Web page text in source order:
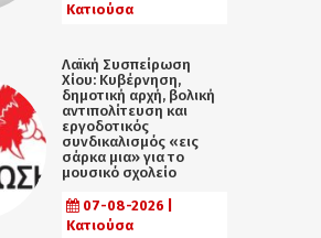
Κατιούσα
Λαϊκή Συσπείρωση
Χίου: Κυβέρνηση,
δημοτική αρχή, βολική
αντιπολίτευση και
εργοδοτικός
συνδικαλισμός «εις
σάρκα μια» για το
μουσικό σχολείο
07-08-2026 |
Κατιούσα